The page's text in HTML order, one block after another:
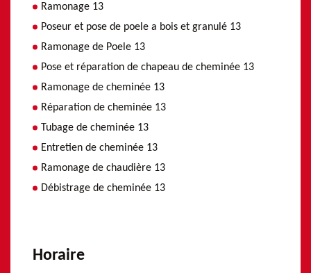
Ramonage 13
Poseur et pose de poele a bois et granulé 13
Ramonage de Poele 13
Pose et réparation de chapeau de cheminée 13
Ramonage de cheminée 13
Réparation de cheminée 13
Tubage de cheminée 13
Entretien de cheminée 13
Ramonage de chaudière 13
Débistrage de cheminée 13
Horaire